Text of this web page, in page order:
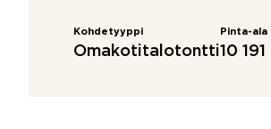
Kohdetyyppi
Omakotitalotontti
Pinta-ala
10 191